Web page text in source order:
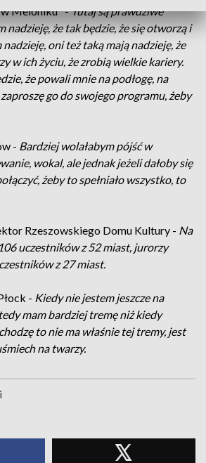
Meloniku" -Tutaj są prawdziwe
nadzieję, że tak będzie, że się otworzą i
oni też taką mają nadzieję, że
w ich życiu, że zrobią wielkie kariery.
że powali mnie na podłogę, na
go do swojego programu, żeby
- Bardziej wolałabym pójść w
wokal, ale jednak jeżeli dałoby się
żeby to spełniało wszystko, to
Rzeszowskiego Domu Kultury - Na
uczestników z 52 miast, jurorzy
z 27 miast.
- Kiedy nie jestem jeszcze na
mam bardziej tremę niż kiedy
to nie ma właśnie tej tremy, jest
na twarzy.